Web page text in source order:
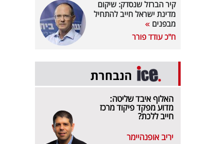
קיר הברזל שנסדק: שיקום
מדינת ישראל חייב להתחיל
מבפנים
ח"כ עודד פורר
הנבחרת
האלוף איבד שליטה:
מדוע מפקד פיקוד מרכז
חייב ללכת?
יריב אופנהיימר